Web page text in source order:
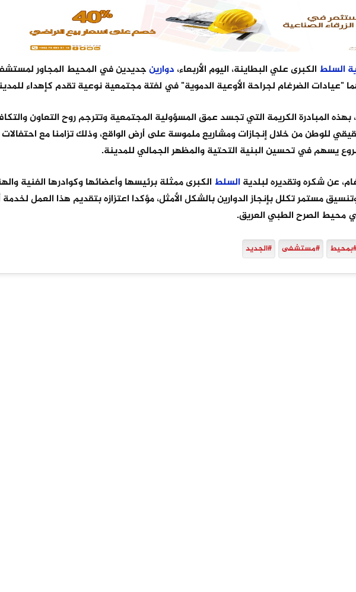
السلط الكبرى علي البطاينة، اليوم الأربعاء، دوارينجديدين في المحيط المجاور
"عيادات الضرغام لجراحة الأوعية الدموية" في لفتة مجتمعية نوعية تقدم كإهداء
بهذه المبادرة الكريمة التي تجسد عمق المسؤولية المجتمعية وتترجم روح التعاون
للوطن من خلال إنجازات ومشاريع ملموسة على أرض الواقع، وذلك تزامنا مع
عن شكره وتقديره لبلدية السلط الكبرى ممثلة برئيسها وأعضائها وكوادرها الفنية
مستمر تكلل بإنجاز الدوارين بالشكل الأمثل، مؤكدا اعتزازه بتقديم هذا العمل
محيط الصرح الطبي العريق.
#مستشفى #الجديد